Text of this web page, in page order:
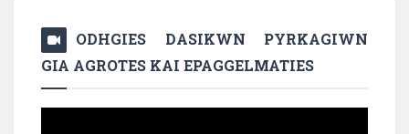
ODHGIES DASIKWN PYRKAGIWN
GIA AGROTES KAI EPAGGELMATIES